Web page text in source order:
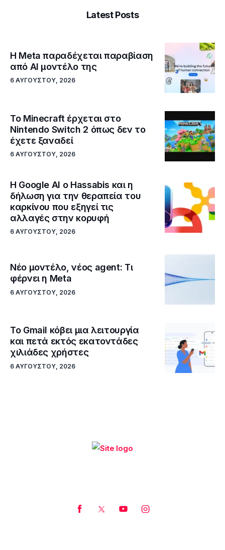
Latest Posts
Η Meta παραδέχεται παραβίαση
από AI μοντέλο της
6 ΑΥΓΟΎΣΤΟΥ, 2026
Το Minecraft έρχεται στο
Nintendo Switch 2 όπως δεν το
έχετε ξαναδεί
6 ΑΥΓΟΎΣΤΟΥ, 2026
Η Google ΑΙ ο Hassabis και η
δήλωση για την θεραπεία του
καρκίνου που εξηγεί τις
αλλαγές στην κορυφή
6 ΑΥΓΟΎΣΤΟΥ, 2026
Νέο μοντέλο, νέος agent: Τι
φέρνει η Meta
6 ΑΥΓΟΎΣΤΟΥ, 2026
Το Gmail κόβει μια λειτουργία
και πετά εκτός εκατοντάδες
χιλιάδες χρήστες
6 ΑΥΓΟΎΣΤΟΥ, 2026